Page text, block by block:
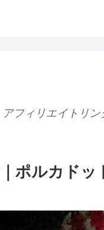
フィリエイトリ
ポルカドッ